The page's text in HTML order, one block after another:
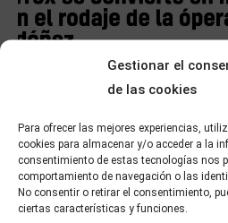
Gestionar el
de las cookies
Para ofrecer las mejores experiencias,
cookies para almacenar y/o acceder a la
consentimiento de estas tecnologías nos
comportamiento de navegación o las
No consentir o retirar el consentimiento,
ciertas características y funciones.